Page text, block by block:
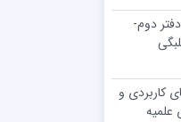
دوم-
کاربردی و
علمیه